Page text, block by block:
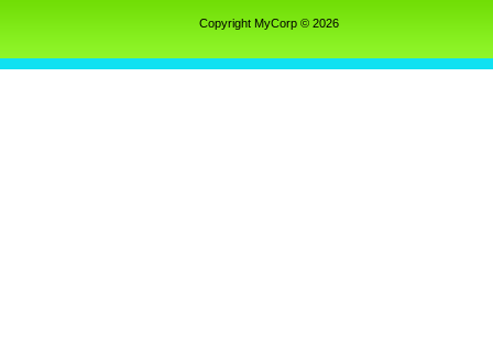
Copyright MyCorp © 2026